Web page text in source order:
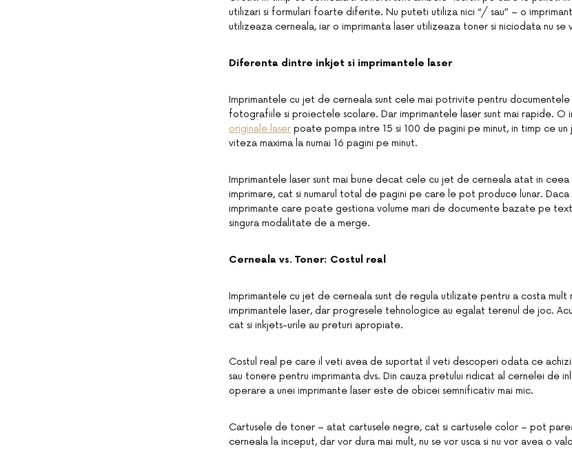
utilizari si formulari foarte diferite. Nu puteti utiliza nici “/ sau” – o
utilizeaza cerneala, iar o imprimanta laser utilizeaza toner si niciodata nu se
Diferenta dintre inkjet si imprimantele laser
Imprimantele cu jet de cerneala sunt cele mai potrivite pentru documentele
fotografiile si proiectele scolare. Dar imprimantele laser sunt mai rapide. O
originale laser poate pompa intre 15 si 100 de pagini pe minut, in timp ce
viteza maxima la numai 16 pagini pe minut.
Imprimantele laser sunt mai bune decat cele cu jet de cerneala atat in
imprimare, cat si numarul total de pagini pe care le pot produce lunar. Daca
imprimante care poate gestiona volume mari de documente bazate pe
singura modalitate de a merge.
Cerneala vs. Toner: Costul real
Imprimantele cu jet de cerneala sunt de regula utilizate pentru a costa mult
imprimantele laser, dar progresele tehnologice au egalat terenul de joc.
cat si inkjets-urile au preturi apropiate.
Costul real pe care il veti avea de suportat il veti descoperi odata ce
sau tonere pentru imprimanta dvs. Din cauza pretului ridicat al cernelei de
operare a unei imprimante laser este de obicei semnificativ mai mic.
Cartusele de toner – atat cartusele negre, cat si cartusele color – pot
cerneala la inceput, dar vor dura mai mult, nu se vor usca si nu vor avea o